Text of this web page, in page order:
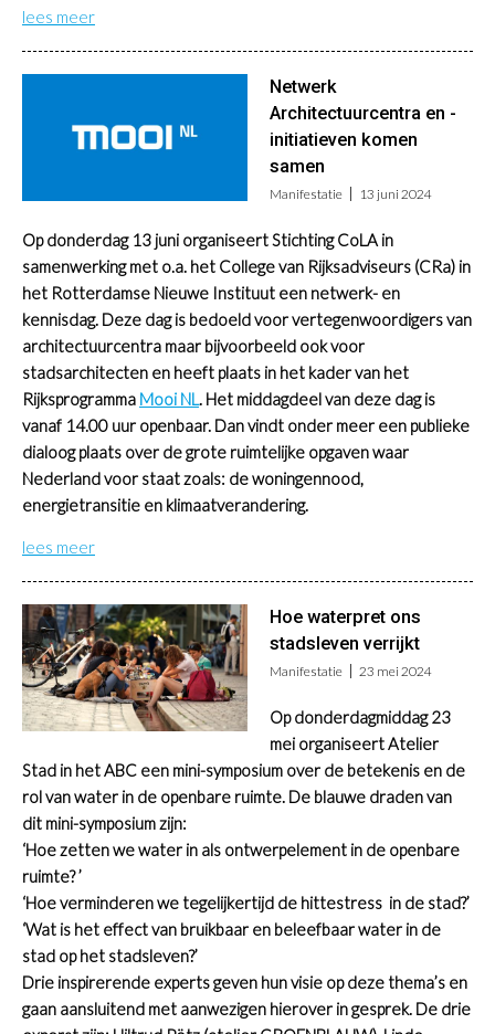
lees meer
Netwerk
Architectuurcentra en -
initiatieven komen
samen
Manifestatie 13 juni 2024
Op donderdag 13 juni organiseert Stichting CoLA in
samenwerking met o.a. het College van Rijksadviseurs (CRa) in
het Rotterdamse Nieuwe Instituut een netwerk- en
kennisdag. Deze dag is bedoeld voor vertegenwoordigers van
architectuurcentra maar bijvoorbeeld ook voor
stadsarchitecten en heeft plaats in het kader van het
Rijksprogramma Mooi NL. Het middagdeel van deze dag is
vanaf 14.00 uur openbaar. Dan vindt onder meer een publieke
dialoog plaats over de grote ruimtelijke opgaven waar
Nederland voor staat zoals: de woningennood,
energietransitie en klimaatverandering.
lees meer
Hoe waterpret ons
stadsleven verrijkt
Manifestatie 23 mei 2024
Op donderdagmiddag 23
mei organiseert Atelier
Stad in het ABC een mini-symposium over de betekenis en de
rol van water in de openbare ruimte. De blauwe draden van
dit mini-symposium zijn:
‘Hoe zetten we water in als ontwerpelement in de openbare
ruimte? ’
‘Hoe verminderen we tegelijkertijd de hittestress in de stad?’
‘Wat is het effect van bruikbaar en beleefbaar water in de
stad op het stadsleven?’
Drie inspirerende experts geven hun visie op deze thema’s en
gaan aansluitend met aanwezigen hierover in gesprek. De drie